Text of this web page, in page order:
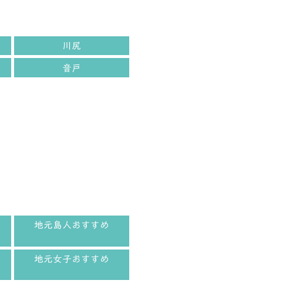
川尻
音戸
地元島人おすすめ
地元女子おすすめ